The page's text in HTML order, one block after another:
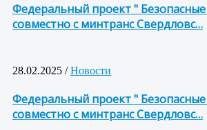
Федеральный проект "
совместно с минтранс Свердловс…
28.02.2025 /Новости
Федеральный проект "
совместно с минтранс Свердловс…